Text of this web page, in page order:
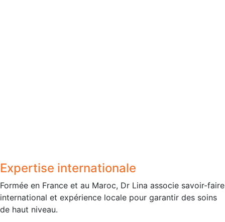
Expertise internationale
Formée en France et au Maroc, Dr Lina associe savoir-faire
international et expérience locale pour garantir des soins
de haut niveau.